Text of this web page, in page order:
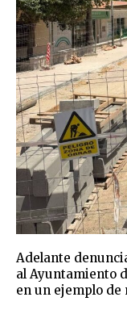
Adelante
al Ayuntamiento
en un ejemplo de